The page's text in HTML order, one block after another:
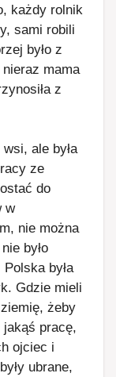
każdy rolnik
sami robili
było z
mama
z
ale była
ze
do
w
nie można
było
była
Gdzie mieli
żeby
jakąś pracę,
ojciec i
ubrane,